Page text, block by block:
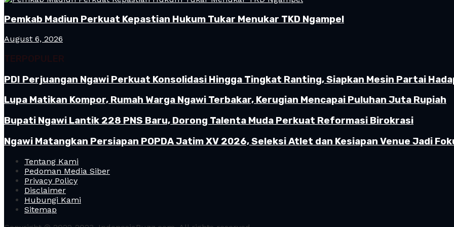
Pemkab Madiun Perkuat Kepastian Hukum Tukar Menukar TKD Ngampel
August 6, 2026
TERPOPULER
PDI Perjuangan Ngawi Perkuat Konsolidasi Hingga Tingkat Ranting, Siapkan Mesin Partai
Lupa Matikan Kompor, Rumah Warga Ngawi Terbakar, Kerugian Mencapai Puluhan Juta Rupiah
Bupati Ngawi Lantik 228 PNS Baru, Dorong Talenta Muda Perkuat Reformasi Birokrasi
Ngawi Matangkan Persiapan POPDA Jatim XV 2026, Seleksi Atlet dan Kesiapan Venue Jadi
Tentang Kami
Pedoman Media Siber
Privacy Policy
Disclaimer
Hubungi Kami
Sitemap